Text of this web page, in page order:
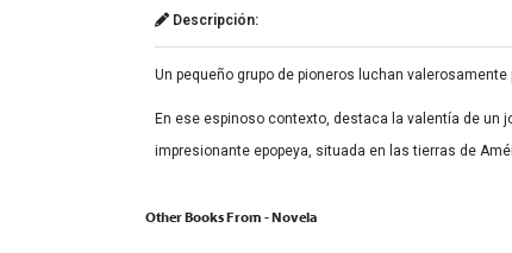
Descripción:
Un pequeño grupo de pioneros luchan
En ese espinoso contexto, destaca la valentía de un
impresionante epopeya, situada en las tierras de
Other Books From - Novela